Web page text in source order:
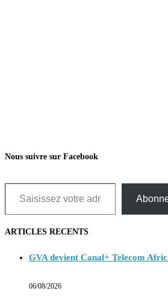
Nous suivre sur Facebook
Saisissez votre adresse e-mail…
ARTICLES RECENTS
GVA devient Canal+ Telecom
06/08/2026